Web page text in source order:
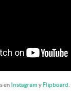
en Instagramy Flipboard